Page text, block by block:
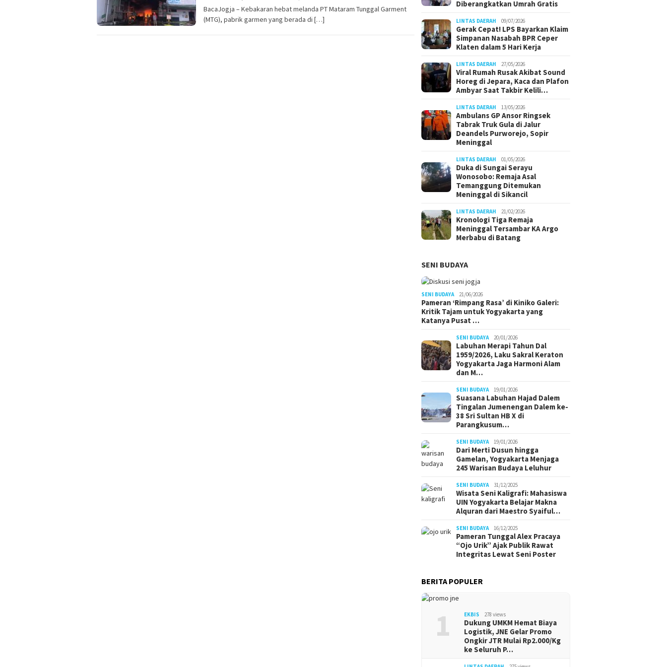
BacaJogja – Kebakaran hebat melanda PT Mataram Tunggal Garment
(MTG), pabrik garmen yang berada di […]
Diberangkatkan Umrah Gratis
LINTAS DAERAH 09/07/2026
Gerak Cepat! LPS Bayarkan Klaim
Simpanan Nasabah BPR Ceper
Klaten dalam 5 Hari Kerja
LINTAS DAERAH 27/05/2026
Viral Rumah Rusak Akibat Sound
Horeg di Jepara, Kaca dan Plafon
Ambyar Saat Takbir Kelili…
LINTAS DAERAH 13/05/2026
Ambulans GP Ansor Ringsek
Tabrak Truk Gula di Jalur
Deandels Purworejo, Sopir
Meninggal
LINTAS DAERAH 01/05/2026
Duka di Sungai Serayu
Wonosobo: Remaja Asal
Temanggung Ditemukan
Meninggal di Sikancil
LINTAS DAERAH 21/02/2026
Kronologi Tiga Remaja
Meninggal Tersambar KA Argo
Merbabu di Batang
SENI BUDAYA
SENI BUDAYA 21/06/2026
Pameran ‘Rimpang Rasa’ di Kiniko Galeri:
Kritik Tajam untuk Yogyakarta yang
Katanya Pusat …
SENI BUDAYA 20/01/2026
Labuhan Merapi Tahun Dal
1959/2026, Laku Sakral Keraton
Yogyakarta Jaga Harmoni Alam
dan M…
SENI BUDAYA 19/01/2026
Suasana Labuhan Hajad Dalem
Tingalan Jumenengan Dalem ke-
38 Sri Sultan HB X di
Parangkusum…
SENI BUDAYA 19/01/2026
Dari Merti Dusun hingga
Gamelan, Yogyakarta Menjaga
245 Warisan Budaya Leluhur
SENI BUDAYA 31/12/2025
Wisata Seni Kaligrafi: Mahasiswa
UIN Yogyakarta Belajar Makna
Alquran dari Maestro Syaiful…
SENI BUDAYA 16/12/2025
Pameran Tunggal Alex Pracaya
“Ojo Urik” Ajak Publik Rawat
Integritas Lewat Seni Poster
BERITA POPULER
1 EKBIS 278 views
Dukung UMKM Hemat Biaya
Logistik, JNE Gelar Promo
Ongkir JTR Mulai Rp2.000/Kg
ke Seluruh P…